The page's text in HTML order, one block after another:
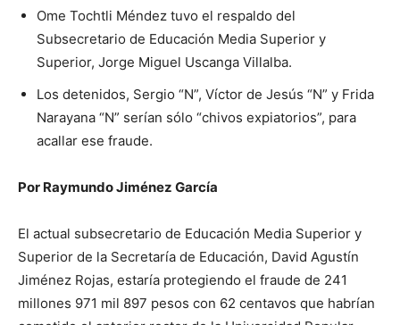
Ome Tochtli Méndez tuvo el respaldo del
Subsecretario de Educación Media Superior y
Superior, Jorge Miguel Uscanga Villalba.
Los detenidos, Sergio “N”, Víctor de Jesús “N” y Frida
Narayana “N” serían sólo “chivos expiatorios”, para
acallar ese fraude.
Por Raymundo Jiménez García
El actual subsecretario de Educación Media Superior y
Superior de la Secretaría de Educación, David Agustín
Jiménez Rojas, estaría protegiendo el fraude de 241
millones 971 mil 897 pesos con 62 centavos que habrían